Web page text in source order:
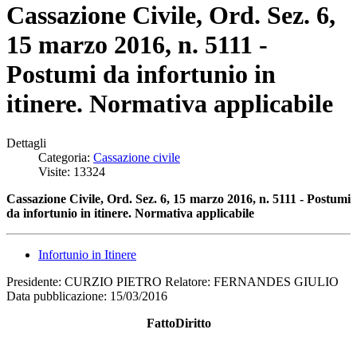
Cassazione Civile, Ord. Sez. 6,
15 marzo 2016, n. 5111 -
Postumi da infortunio in
itinere. Normativa applicabile
Dettagli
Categoria: Cassazione civile
Visite: 13324
Cassazione Civile, Ord. Sez. 6, 15 marzo 2016, n. 5111 - Postumi
da infortunio in itinere. Normativa applicabile
Infortunio in Itinere
Presidente: CURZIO PIETRO Relatore: FERNANDES GIULIO
Data pubblicazione: 15/03/2016
FattoDiritto